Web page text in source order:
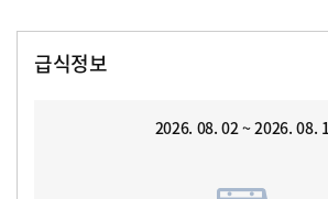
급식정보
2026. 08. 02 ~ 2026. 08.